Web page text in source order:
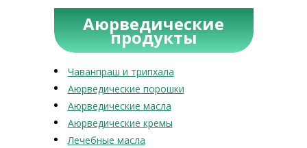
Аюрведические
продукты
Чаванпраш и трипхала
Аюрведические порошки
Аюрведические масла
Аюрведические кремы
Лечебные масла